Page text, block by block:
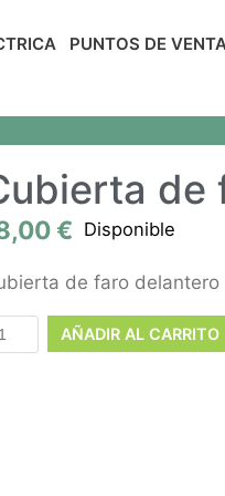
PUNTOS DE
de
€ Disponible
de faro
AÑADIR AL CARRITO